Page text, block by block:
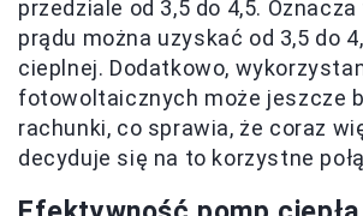
przedziale od 3,5 do 4,5. Oznacza
prądu można uzyskać od 3,5 do
cieplnej. Dodatkowo,
fotowoltaicznych może jeszcze
rachunki, co sprawia, że coraz
decyduje się na to korzystne